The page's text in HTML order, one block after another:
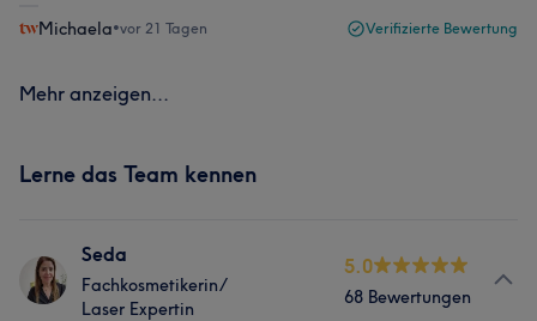
Michaela•vor 21 Tagen Verifizierte Bewertung
Mehr anzeigen...
Lerne das Team kennen
Seda
Fachkosmetikerin/
Laser Expertin
5.0
68 Bewertungen